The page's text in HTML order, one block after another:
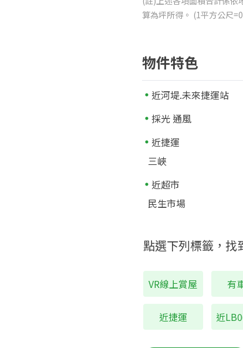
算為坪所得。 (1平方公尺
物件特色
近河堤.未來捷運站
採光 通風
近捷運
三峽
近超市
民生市場
點選下列標籤，找
VR線上賞屋 有
近捷運 近